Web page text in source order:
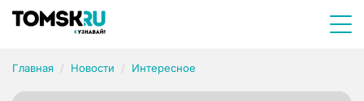
Главная Новости Интересное